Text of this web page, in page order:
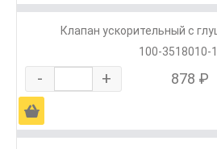
Клапан ускорительный с
100-3518010-
- + 878 ₽
Ä